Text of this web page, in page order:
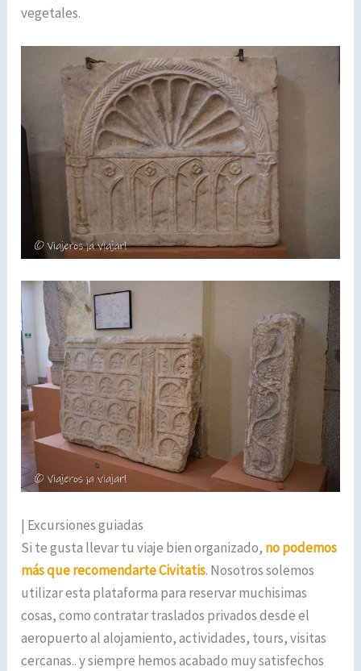
vegetales.
| Excursiones guiadas
Si te gusta llevar tu viaje bien organizado, no podemos
más que recomendarte Civitatis. Nosotros solemos
utilizar esta plataforma para reservar muchisimas
cosas, como contratar traslados privados desde el
aeropuerto al alojamiento, actividades, tours, visitas
cercanas.. y siempre hemos acabado muy satisfechos